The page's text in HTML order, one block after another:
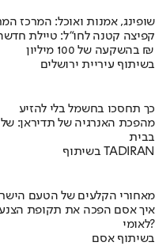
שופינג, אמנות ואוכל: המרכז
קפיצה קטנה לחו"ל: טיילת
בהשקעה של 100 מיליון ₪
בשיתוף עיריית ירושלים
כך תחסכו בחשמל בלי להזיע
מהפכת האנרגיה של תדיראן:
בבית
בשיתוף TADIRAN
מאחורי הקלעים של הטעם
לאומי?
בשיתוף אסם